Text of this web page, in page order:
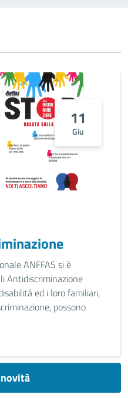
11
Giu
ANFFAS si è
Antidiscriminazione
ed i loro familiari,
possono